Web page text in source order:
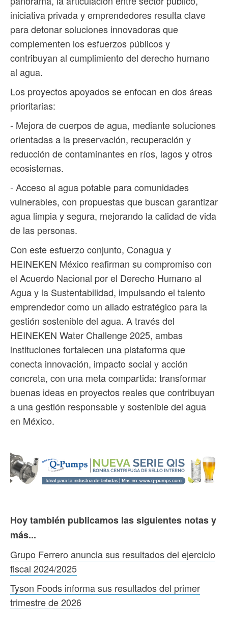
iniciativa privada y emprendedores resulta clave
para detonar soluciones innovadoras que
complementen los esfuerzos públicos y
contribuyan al cumplimiento del derecho humano
al agua.
Los proyectos apoyados se enfocan en dos áreas
prioritarias:
- Mejora de cuerpos de agua, mediante soluciones
orientadas a la preservación, recuperación y
reducción de contaminantes en ríos, lagos y otros
ecosistemas.
- Acceso al agua potable para comunidades
vulnerables, con propuestas que buscan garantizar
agua limpia y segura, mejorando la calidad de vida
de las personas.
Con este esfuerzo conjunto, Conagua y
HEINEKEN México reafirman su compromiso con
el Acuerdo Nacional por el Derecho Humano al
Agua y la Sustentabilidad, impulsando el talento
emprendedor como un aliado estratégico para la
gestión sostenible del agua. A través del
HEINEKEN Water Challenge 2025, ambas
instituciones fortalecen una plataforma que
conecta innovación, impacto social y acción
concreta, con una meta compartida: transformar
buenas ideas en proyectos reales que contribuyan
a una gestión responsable y sostenible del agua
en México.
Hoy también publicamos las siguientes notas y
más...
Grupo Ferrero anuncia sus resultados del ejercicio
fiscal 2024/2025
Tyson Foods informa sus resultados del primer
trimestre de 2026